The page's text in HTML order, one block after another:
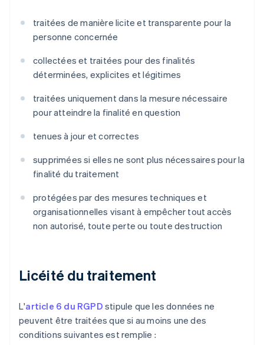
traitées de manière licite et transparente pour la
personne concernée
collectées et traitées pour des finalités
déterminées, explicites et légitimes
traitées uniquement dans la mesure nécessaire
pour atteindre la finalité en question
tenues à jour et correctes
supprimées si elles ne sont plus nécessaires pour la
finalité du traitement
protégées par des mesures techniques et
organisationnelles visant à empêcher tout accès
non autorisé, toute perte ou toute destruction
Licéité du traitement
L'article 6 du RGPD stipule que les données ne
peuvent être traitées que si au moins une des
conditions suivantes est remplie :